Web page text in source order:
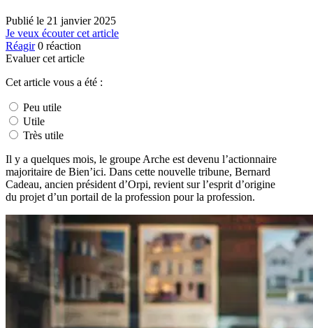
Publié le 21 janvier 2025
Je veux écouter cet article
Réagir 0 réaction
Evaluer cet article
Cet article vous a été :
Peu utile
Utile
Très utile
Il y a quelques mois, le groupe Arche est devenu l’actionnaire
majoritaire de Bien’ici. Dans cette nouvelle tribune, Bernard
Cadeau, ancien président d’Orpi, revient sur l’esprit d’origine
du projet d’un portail de la profession pour la profession.